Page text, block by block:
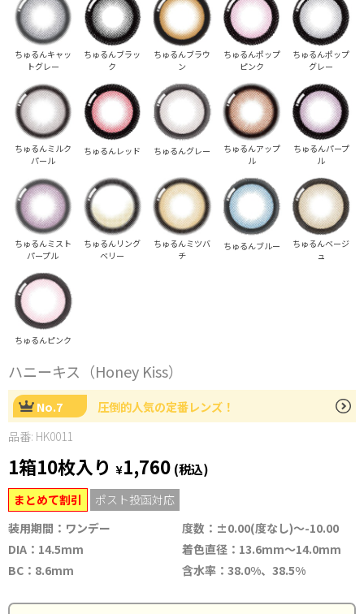
ちゅるんキャッ
トグレー
ちゅるんブラッ
ク
ちゅるんブラウ
ン
ちゅるんポップ
ピンク
ちゅるんポップ
グレー
ちゅるんミルク
パール
ちゅるんレッド ちゅるんグレー
ちゅるんアップ
ル
ちゅるんパープ
ル
ちゅるんミスト
パープル
ちゅるんリング
ベリー
ちゅるんミツバ
チ
ちゅるんブルー
ちゅるんベージ
ュ
ちゅるんピンク
ハニーキス（Honey Kiss）
No.7 圧倒的人気の定番レンズ！
品番: HK0011
1箱10枚入り ¥1,760 (税込)
まとめて割引
ポスト投函対応
装用期間：ワンデー
度数：±0.00(度なし)～-10.00
DIA：14.5mm
着色直径：13.6mm～14.0mm
BC：8.6mm
含水率：38.0%、38.5%